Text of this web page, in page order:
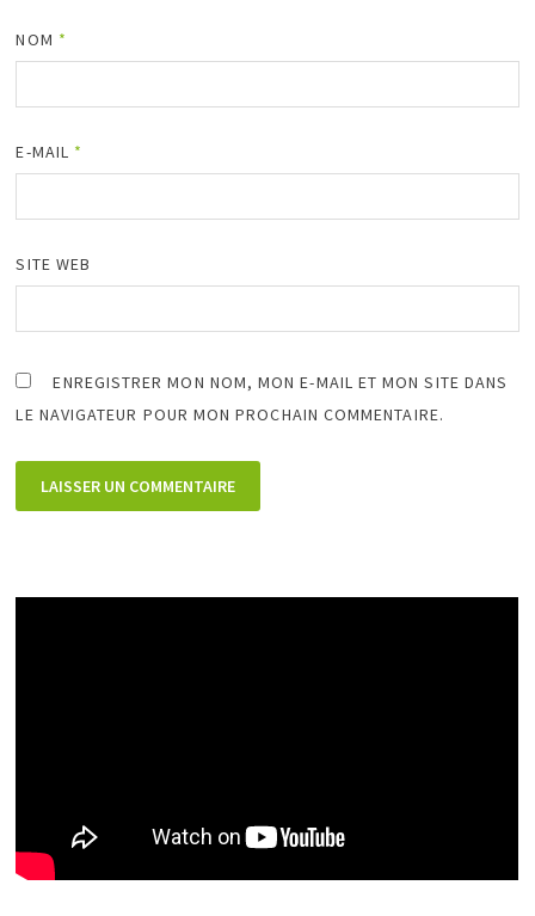
NOM *
E-MAIL *
SITE WEB
ENREGISTRER MON NOM, MON E-MAIL ET MON SITE DANS
LE NAVIGATEUR POUR MON PROCHAIN COMMENTAIRE.